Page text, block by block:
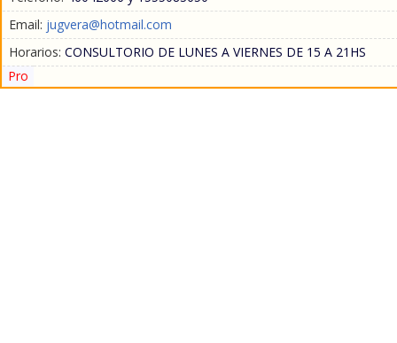
Email: jugvera@hotmail.com
Horarios: CONSULTORIO DE LUNES A VIERNES DE 15 A 21HS
Pro